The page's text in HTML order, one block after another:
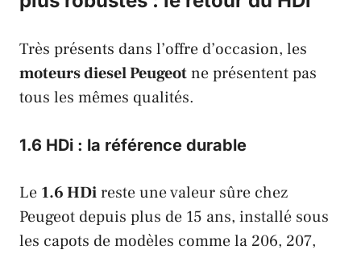
Très présents dans l’offre d’occasion, les
moteurs diesel Peugeotne présentent pas
tous les mêmes qualités.
1.6 HDi : la référence durable
Le 1.6 HDireste une valeur sûre chez
Peugeot depuis plus de 15 ans, installé sous
les capots de modèles comme la 206, 207,